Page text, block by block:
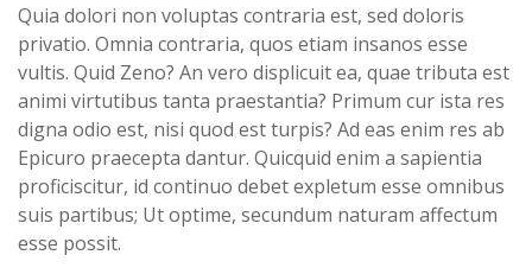
Quia dolori non voluptas contraria est, sed doloris
privatio. Omnia contraria, quos etiam insanos esse
vultis. Quid Zeno? An vero displicuit ea, quae tributa est
animi virtutibus tanta praestantia? Primum cur ista res
digna odio est, nisi quod est turpis? Ad eas enim res ab
Epicuro praecepta dantur. Quicquid enim a sapientia
proficiscitur, id continuo debet expletum esse omnibus
suis partibus; Ut optime, secundum naturam affectum
esse possit.